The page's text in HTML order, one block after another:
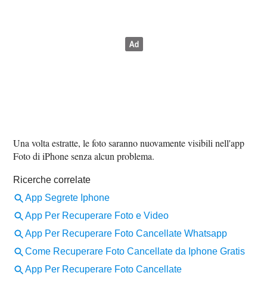
Una volta estratte, le foto saranno nuovamente visibili nell'app
Foto di iPhone senza alcun problema.